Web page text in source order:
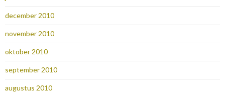
december 2010
november 2010
oktober 2010
september 2010
augustus 2010